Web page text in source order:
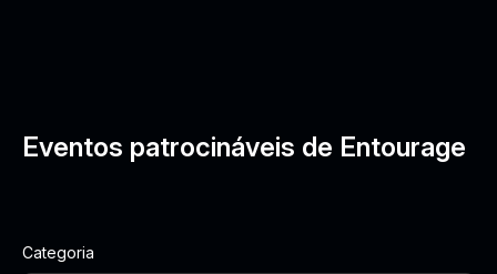
Eventos patrocináveis de Entourage
Categoria